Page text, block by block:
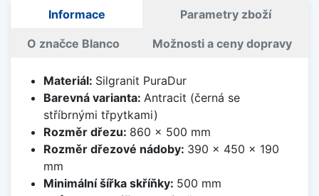
Informace Parametry zboží
O značce Blanco Možnosti a ceny dopravy
Materiál: Silgranit PuraDur
Barevná varianta: Antracit (černá se
stříbrnými třpytkami)
Rozměr dřezu: 860 x 500 mm
Rozměr dřezové nádoby: 390 x 450 x 190
mm
Minimální šířka skříňky: 500 mm